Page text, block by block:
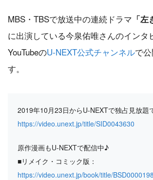
MBS・TBSで放送中の連続ドラマ 「
に出演している今泉佑唯さんのインタ
YouTubeのU-NEXT公式チャンネルで
す。
2019年10月23日からU-NEXTで独占見放題
https://video.unext.jp/title/SID0043630
原作漫画もU-NEXTで配信中♪
■リメイク・コミック版：
https://video.unext.jp/book/title/